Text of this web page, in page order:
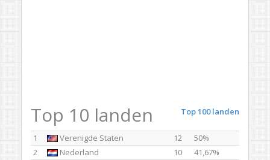
Top 100 landen
Top 10 landen
1 Verenigde Staten 12
50%
2
Nederland 10
41,67%